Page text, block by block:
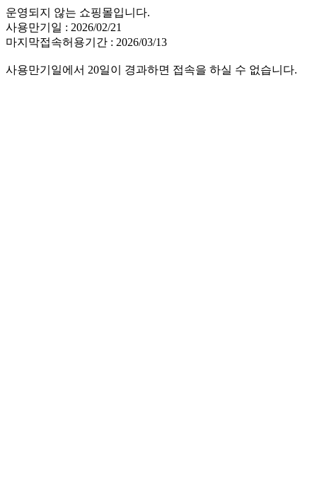
운영되지 않는 쇼핑몰입니다.
사용만기일 : 2026/02/21
마지막접속허용기간 : 2026/03/13
사용만기일에서 20일이 경과하면 접속을 하실 수 없습니다.